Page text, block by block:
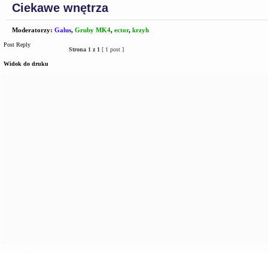
Ciekawe wnętrza
Moderatorzy: Galus, Gruby MK4, ector, krzyh
Post Reply
Strona 1 z 1 [ 1 post ]
Widok do druku